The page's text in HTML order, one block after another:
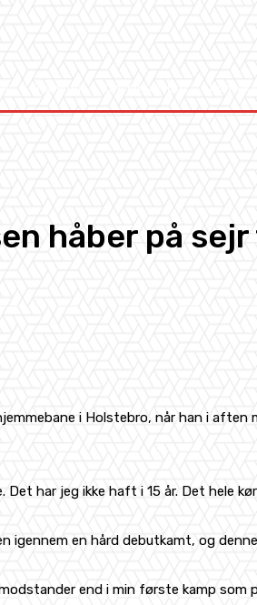
håber på
i Holstebro, når han i
Det har jeg ikke haft i 15 år. Det hele
igennem en hård debutkamt, og
end i min første kamp